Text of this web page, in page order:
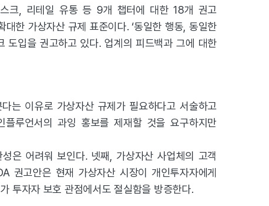
크, 리테일 유통 등 9개 챕터에 대한 18개 권고
한 가상자산 규제 표준이다. ‘동일한 행동, 동일한
도입을 권고하고 있다. 업계의 피드백과 그에 대한
는 이유로 가상자산 규제가 필요하다고 서술하고
루언서의 과잉 홍보를 제재할 것을 요구하지만
은 어려워 보인다. 넷째, 가상자산 사업체의 고객
권고안은 현재 가상자산 시장이 개인투자자에게
투자자 보호 관점에서도 절실함을 방증한다.